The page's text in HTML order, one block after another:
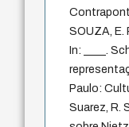
SOUZA, E.
In: ____.
Paulo:
Suarez, R.